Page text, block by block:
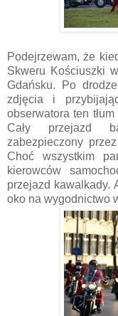
Podejrzewam, że
Skweru Kościuszki
Gdańsku. Po
zdjęcia i
obserwatora ten
Cały przejazd
zabezpieczony
Choć wszystkim
kierowców
przejazd kawalkady.
oko na wygodnictwo